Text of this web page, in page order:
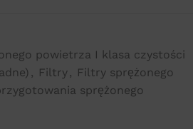
powietrza I klasa czystości
, Filtry, Filtry sprężonego
sprężonego